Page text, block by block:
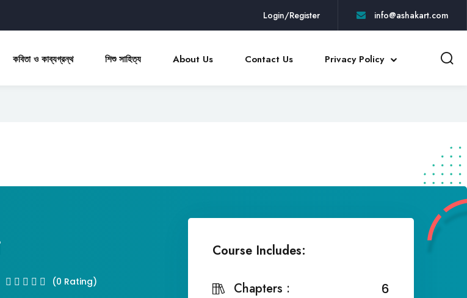
Login/Register info@ashakart.com
কবিতা ও কাব্যগ্রন্থ শিশু সাহিত্য About Us Contact Us Privacy Policy
(0 Rating)
Course Includes:
Chapters : 6